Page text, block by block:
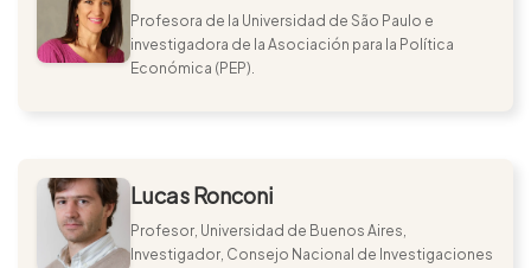
Profesora de la Universidad de São Paulo e
investigadora de la Asociación para la Política
Económica (PEP).
Lucas Ronconi
Profesor, Universidad de Buenos Aires,
Investigador, Consejo Nacional de Investigaciones